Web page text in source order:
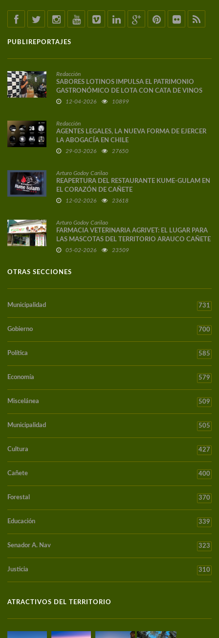
PUBLIREPORTAJES
Redacción
SABORES LOTINOS IMPULSA EL PATRIMONIO
GASTRONÓMICO DE LOTA CON CATA DE VINOS
DE AUTOR
12-04-2026 10899
Redacción
AGENTES LEGALES, LA NUEVA FORMA DE EJERCER
LA ABOGACÍA EN CHILE
29-03-2026 27650
Arturo Godoy Carilao
REAPERTURA DEL RESTAURANTE KUME-GULAM EN
EL CORAZÓN DE CAÑETE
12-02-2026 23618
Arturo Godoy Carilao
FARMACIA VETERINARIA AGRIVET: EL LUGAR PARA
LAS MASCOTAS DEL TERRITORIO ARAUCO CAÑETE
05-02-2026 23509
OTRAS SECCIONES
Municipalidad 731
Gobierno 700
Política 585
Economía 579
Miscelánea 509
Municipalidad 505
Cultura 427
Cañete 400
Forestal 370
Educación 339
Senador A. Nav 323
Justicia 310
ATRACTIVOS DEL TERRITORIO